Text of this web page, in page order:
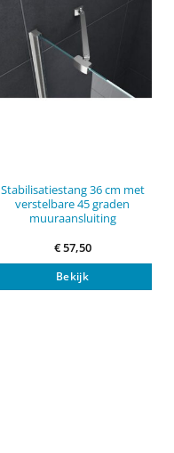
Stabilisatiestang 36 cm met
verstelbare 45 graden
muuraansluiting
€57,50
Bekijk